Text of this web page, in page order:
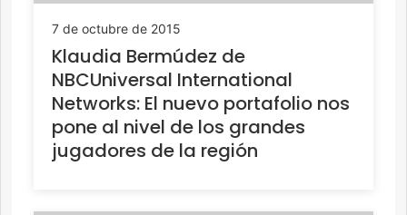
7 de octubre de 2015
Klaudia Bermúdez de
NBCUniversal International
Networks: El nuevo portafolio nos
pone al nivel de los grandes
jugadores de la región